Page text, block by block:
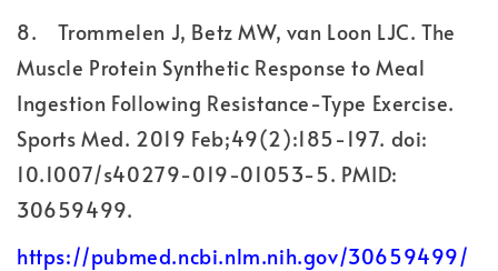
8.
Trommelen J, Betz MW, van Loon LJC. The
Muscle Protein Synthetic Response to Meal
Ingestion Following Resistance-Type Exercise.
Sports Med. 2019 Feb;49(2):185-197. doi:
10.1007/s40279-019-01053-5. PMID:
30659499.
https://pubmed.ncbi.nlm.nih.gov/30659499/